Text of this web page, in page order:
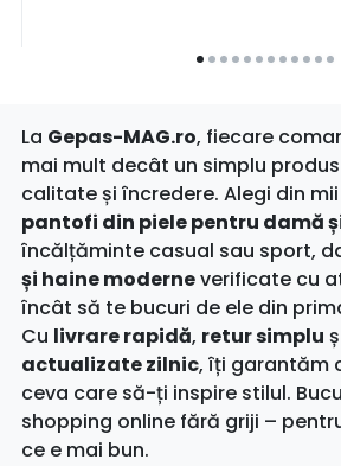
La Gepas-MAG.ro, fiecare
mai mult decât un simplu
calitate și încredere. Alegi din
pantofi din piele pentru damă
încălțăminte casual sau sport,
și haine moderneverificate cu
încât să te bucuri de ele din
Cu livrare rapidă, retur simplu
actualizate zilnic, îți garantăm
ceva care să-ți inspire stilul.
shopping online fără griji –
ce e mai bun.